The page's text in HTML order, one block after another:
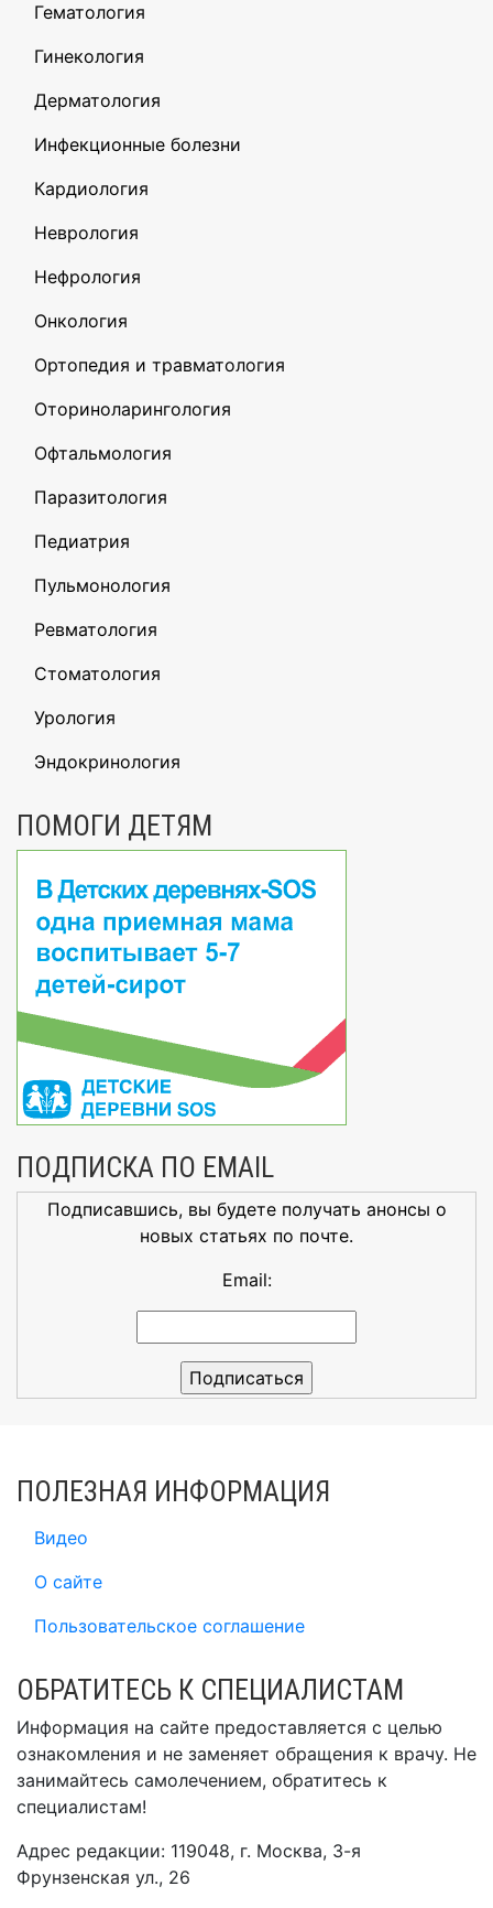
Гематология
Гинекология
Дерматология
Инфекционные болезни
Кардиология
Неврология
Нефрология
Онкология
Ортопедия и травматология
Оториноларингология
Офтальмология
Паразитология
Педиатрия
Пульмонология
Ревматология
Стоматология
Урология
Эндокринология
ПОМОГИ ДЕТЯМ
ПОДПИСКА ПО EMAIL
Подписавшись, вы будете получать анонсы о
новых статьях по почте.
Email:
ПОЛЕЗНАЯ ИНФОРМАЦИЯ
Видео
О сайте
Пользовательское соглашение
ОБРАТИТЕСЬ К СПЕЦИАЛИСТАМ
Информация на сайте предоставляется с целью
ознакомления и не заменяет обращения к врачу. Не
занимайтесь самолечением, обратитесь к
специалистам!
Адрес редакции: 119048, г. Москва, 3-я
Фрунзенская ул., 26